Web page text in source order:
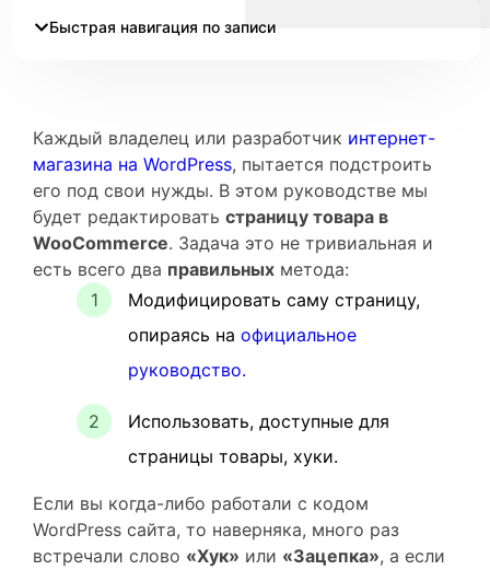
Быстрая навигация по записи
Каждый владелец или разработчик интернет-
магазина на WordPress, пытается подстроить
его под свои нужды. В этом руководстве мы
будет редактировать страницу товара в
WooCommerce. Задача это не тривиальная и
есть всего два правильных метода:
Модифицировать саму страницу,
опираясь на официальное
руководство.
Использовать, доступные для
страницы товары, хуки.
Если вы когда-либо работали с кодом
WordPress сайта, то наверняка, много раз
встречали слово «Хук» или «Зацепка», а если